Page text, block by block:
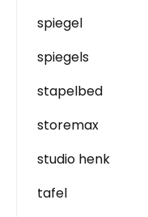
spiegel
spiegels
stapelbed
storemax
studio henk
tafel